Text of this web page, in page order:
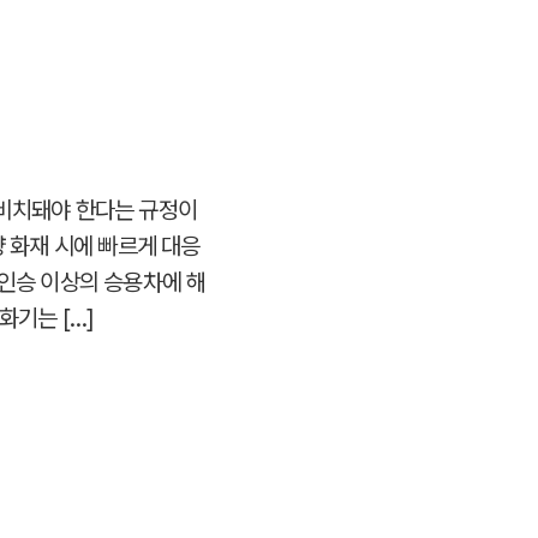
돼야 한다는 규정이
화재 시에 빠르게 대응
승 이상의 승용차에 해
기는 […]